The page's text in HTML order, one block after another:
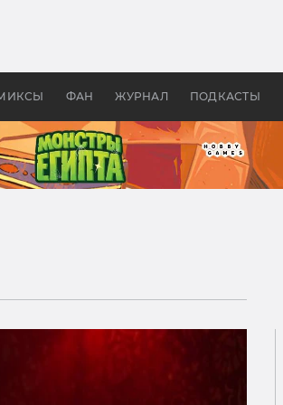
ФАН ЖУРНАЛ ПОДКАСТЫ
бы «Властелина колец»